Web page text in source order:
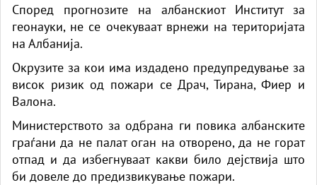
Според прогнозите на албанскиот Институт за
геонауки, не се очекуваат врнежи на територијата
на Албанија.
Окрузите за кои има издадено предупредување за
висок ризик од пожари се Драч, Тирана, Фиер и
Валона.
Министерството за одбрана ги повика албанските
граѓани да не палат оган на отворено, да не горат
отпад и да избегнуваат какви било дејствија што
би довеле до предизвикување пожари.